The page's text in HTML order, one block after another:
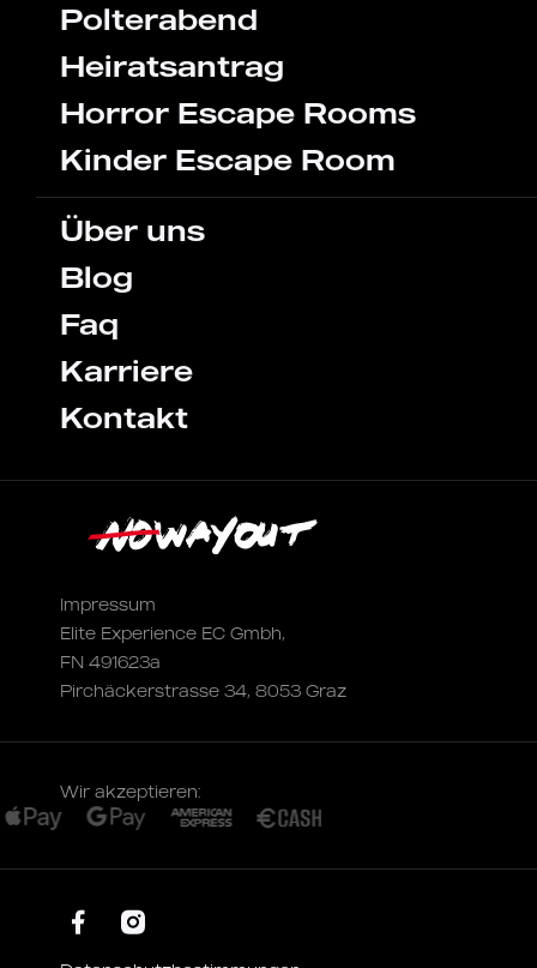
Impressum
Elite Experience EC Gmbh,
FN 491623a
Pirchäckerstrasse 34, 8053 Graz
Polterabend
Heiratsantrag
Horror Escape Rooms
Kinder Escape Room
Über uns
Blog
Faq
Karriere
Kontakt
Wir akzeptieren: